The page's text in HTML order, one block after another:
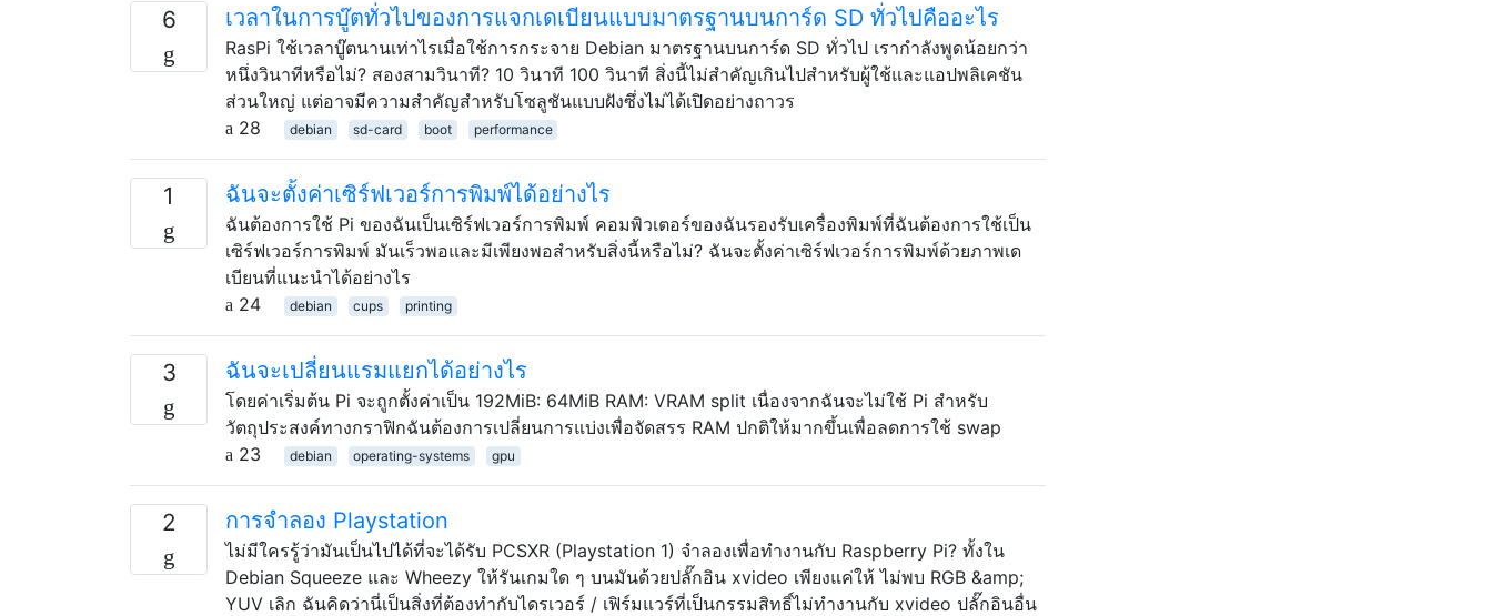
6 เวลาในการบู๊ตทั่วไปของการแจกเดเบียนแบบมาตรฐานบนการ์ด SD ทั่วไปคืออะไร
RasPi ใช้เวลาบู๊ตนานเท่าไรเมื่อใช้การกระจาย Debian มาตรฐานบนการ์ด SD ทั่วไป เรากำลังพูดน้อยกว่า
หนึ่งวินาทีหรือไม่? สองสามวินาที? 10 วินาที 100 วินาที สิ่งนี้ไม่สำคัญเกินไปสำหรับผู้ใช้และแอปพลิเคชัน
ส่วนใหญ่ แต่อาจมีความสำคัญสำหรับโซลูชันแบบฝังซึ่งไม่ได้เปิดอย่างถาวร
28
debian sd-card boot performance
1 ฉันจะตั้งค่าเซิร์ฟเวอร์การพิมพ์ได้อย่างไร
ฉันต้องการใช้ Pi ของฉันเป็นเซิร์ฟเวอร์การพิมพ์ คอมพิวเตอร์ของฉันรองรับเครื่องพิมพ์ที่ฉันต้องการใช้เป็น
เซิร์ฟเวอร์การพิมพ์ มันเร็วพอและมีเพียงพอสำหรับสิ่งนี้หรือไม่? ฉันจะตั้งค่าเซิร์ฟเวอร์การพิมพ์ด้วยภาพเด
เบียนที่แนะนำได้อย่างไร
24
debian cups printing
3 ฉันจะเปลี่ยนแรมแยกได้อย่างไร
โดยค่าเริ่มต้น Pi จะถูกตั้งค่าเป็น 192MiB: 64MiB RAM: VRAM split เนื่องจากฉันจะไม่ใช้ Pi สำหรับ
วัตถุประสงค์ทางกราฟิกฉันต้องการเปลี่ยนการแบ่งเพื่อจัดสรร RAM ปกติให้มากขึ้นเพื่อลดการใช้ swap
23
debian operating-systems gpu
2 การจำลอง Playstation
ไม่มีใครรู้ว่ามันเป็นไปได้ที่จะได้รับ PCSXR (Playstation 1) จำลองเพื่อทำงานกับ Raspberry Pi? ทั้งใน
Debian Squeeze และ Wheezy ให้รันเกมใด ๆ บนมันด้วยปลั๊กอิน xvideo เพียงแค่ให้ ไม่พบ RGB &amp;
YUV เลิก ฉันคิดว่านี่เป็นสิ่งที่ต้องทำกับไดรเวอร์ / เฟิร์มแวร์ที่เป็นกรรมสิทธิ์ไม่ทำงานกับ xvideo ปลั๊กอินอื่น